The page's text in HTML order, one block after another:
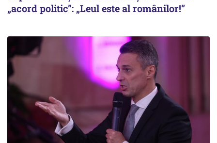
„acord politic”: „Leul este al românilor!”